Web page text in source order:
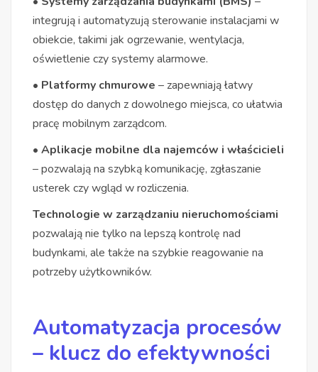
integrują i automatyzują sterowanie instalacjami w
obiekcie, takimi jak ogrzewanie, wentylacja,
oświetlenie czy systemy alarmowe.
• Platformy chmurowe – zapewniają łatwy
dostęp do danych z dowolnego miejsca, co ułatwia
pracę mobilnym zarządcom.
• Aplikacje mobilne dla najemców i właścicieli
– pozwalają na szybką komunikację, zgłaszanie
usterek czy wgląd w rozliczenia.
Technologie w zarządzaniu nieruchomościami
pozwalają nie tylko na lepszą kontrolę nad
budynkami, ale także na szybkie reagowanie na
potrzeby użytkowników.
Automatyzacja procesów
– klucz do efektywności